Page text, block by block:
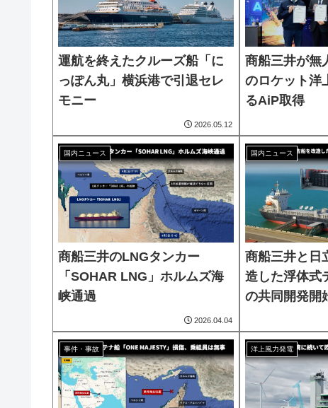
運航を終えたクルーズ船「に
っぽん丸」横浜港で引退セレ
モニー
2026.05.12
商船三井が無
のロケット洋
るAiP取得
国内ニュース
商船三井のLNGタンカー
「SOHAR LNG」ホルムズ海
峡通過
2026.04.04
国内ニュース
商船三井と日
造した浮体式
の共同開発開
事件・事故 洋上風力発電